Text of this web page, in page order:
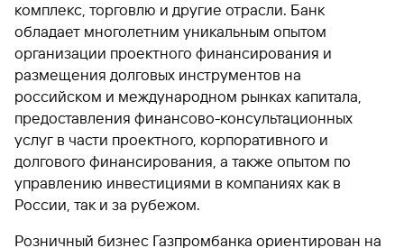
комплекс, торговлю и другие отрасли. Банк
обладает многолетним уникальным опытом
организации проектного финансирования и
размещения долговых инструментов на
российском и международном рынках капитала,
предоставления финансово-консультационных
услуг в части проектного, корпоративного и
долгового финансирования, а также опытом по
управлению инвестициями в компаниях как в
России, так и за рубежом.
Розничный бизнес Газпромбанка ориентирован на